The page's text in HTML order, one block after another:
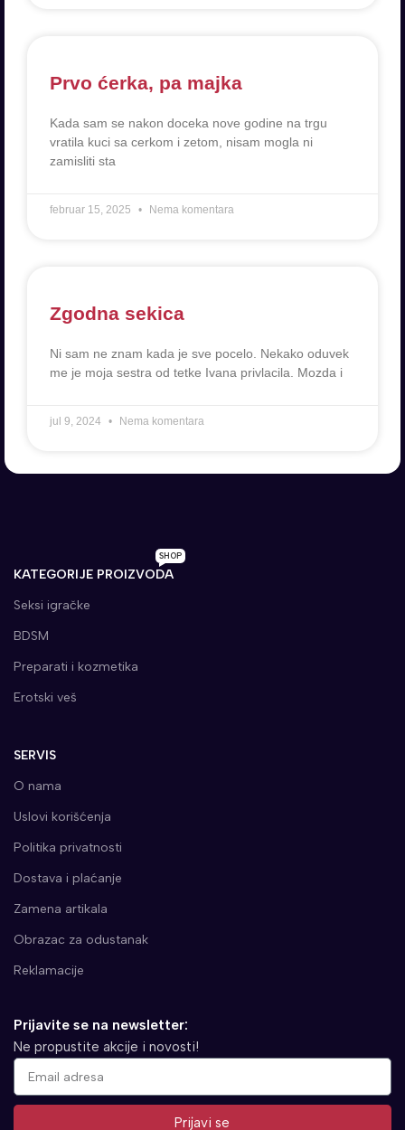
Prvo ćerka, pa majka
Kada sam se nakon doceka nove godine na trgu
vratila kuci sa cerkom i zetom, nisam mogla ni
zamisliti sta
februar 15, 2025 Nema komentara
Zgodna sekica
Ni sam ne znam kada je sve pocelo. Nekako oduvek
me je moja sestra od tetke Ivana privlacila. Mozda i
jul 9, 2024 Nema komentara
KATEGORIJE PROIZVODA
SHOP
Seksi igračke
BDSM
Preparati i kozmetika
Erotski veš
SERVIS
O nama
Uslovi korišćenja
Politika privatnosti
Dostava i plaćanje
Zamena artikala
Obrazac za odustanak
Reklamacije
Prijavite se na newsletter:
Ne propustite akcije i novosti!
Prijavi se